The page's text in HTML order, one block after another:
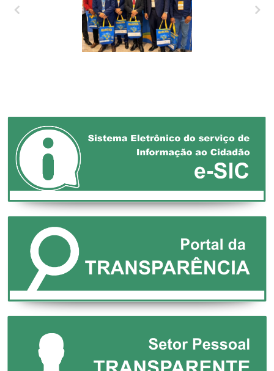
XXVII MARCHA EM